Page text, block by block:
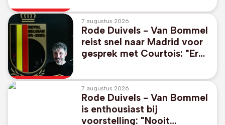
7 augustus 2026
Rode Duivels - Van Bommel
reist snel naar Madrid voor
gesprek met Courtois: "Er
7 augustus 2026
Rode Duivels - Van Bommel
is enthousiast bij
voorstelling: "Nooit